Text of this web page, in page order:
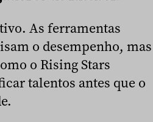
As ferramentas
o desempenho, mas
o Rising Stars
talentos antes que o